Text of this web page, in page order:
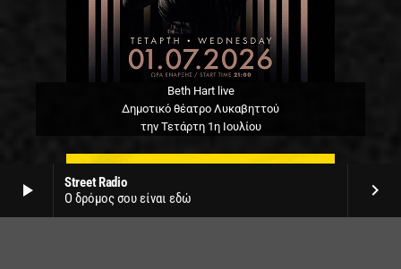
play_arrow
Street Radio
Ο δρόμος σου είναι εδώ
keyboard_arrow_right
Beth Hart live
Δημοτικό θέατρο Λυκαβηττού
την Τετάρτη 1η Ιουλίου